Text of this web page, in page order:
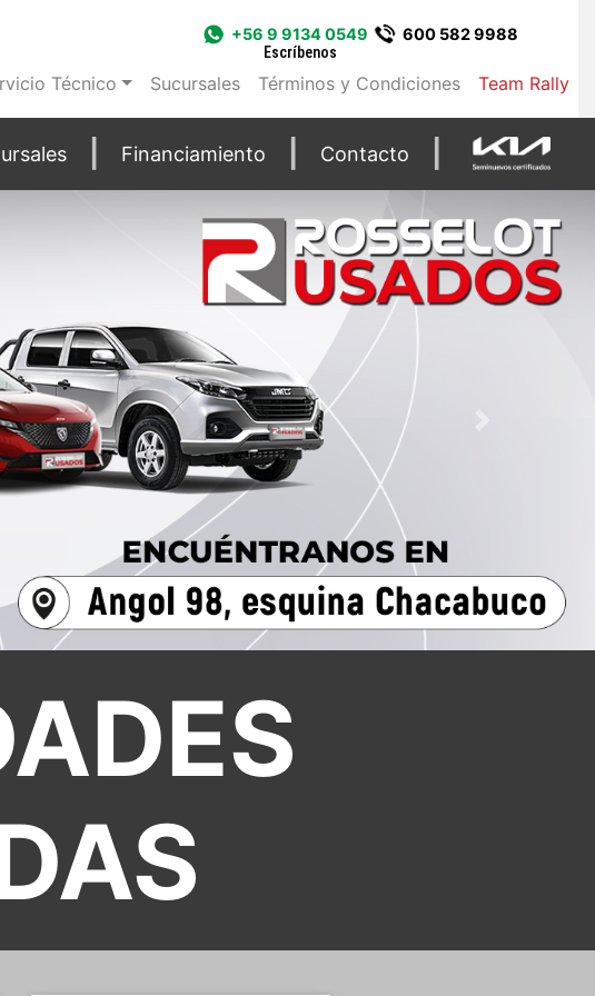
+56 9 9134 0549
Escríbenos
600 582 9988
Técnico Sucursales Términos y Condiciones Team Rally
Financiamiento Contacto